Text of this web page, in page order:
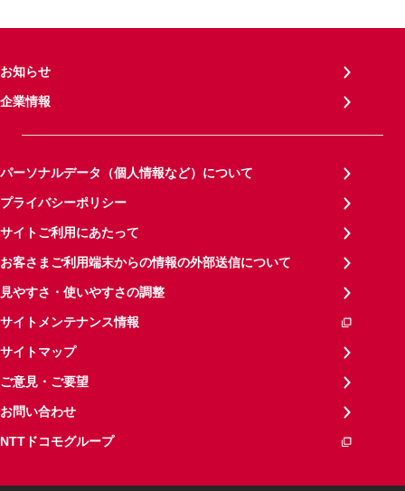
お知らせ
企業情報
パーソナルデータ（個人情報など）について
プライバシーポリシー
サイトご利用にあたって
お客さまご利用端末からの情報の外部送信について
見やすさ・使いやすさの調整
サイトメンテナンス情報
サイトマップ
ご意見・ご要望
お問い合わせ
NTTドコモグループ